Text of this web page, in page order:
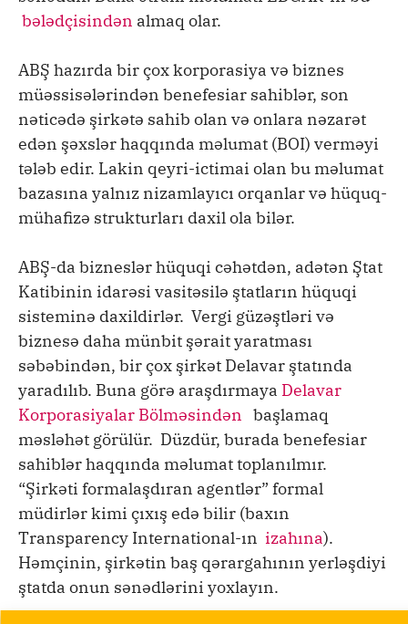
bələdçisindən almaq olar.
ABŞ hazırda bir çox korporasiya və biznes
müəssisələrindən benefesiar sahiblər, son
nəticədə şirkətə sahib olan və onlara nəzarət
edən şəxslər haqqında məlumat (BOI) verməyi
tələb edir. Lakin qeyri-ictimai olan bu məlumat
bazasına yalnız nizamlayıcı orqanlar və hüquq-
mühafizə strukturları daxil ola bilər.
ABŞ-da bizneslər hüquqi cəhətdən, adətən Ştat
Katibinin idarəsi vasitəsilə ştatların hüquqi
sisteminə daxildirlər. Vergi güzəştləri və
biznesə daha münbit şərait yaratması
səbəbindən, bir çox şirkət Delavar ştatında
yaradılıb. Buna görə araşdırmaya Delavar
Korporasiyalar Bölməsindən
başlamaq
məsləhət görülür. Düzdür, burada benefesiar
sahiblər haqqında məlumat toplanılmır.
“Şirkəti formalaşdıran agentlər” formal
müdirlər kimi çıxış edə bilir (baxın
Transparency International-ın izahına).
Həmçinin, şirkətin baş qərargahının yerləşdiyi
ştatda onun sənədlərini yoxlayın.